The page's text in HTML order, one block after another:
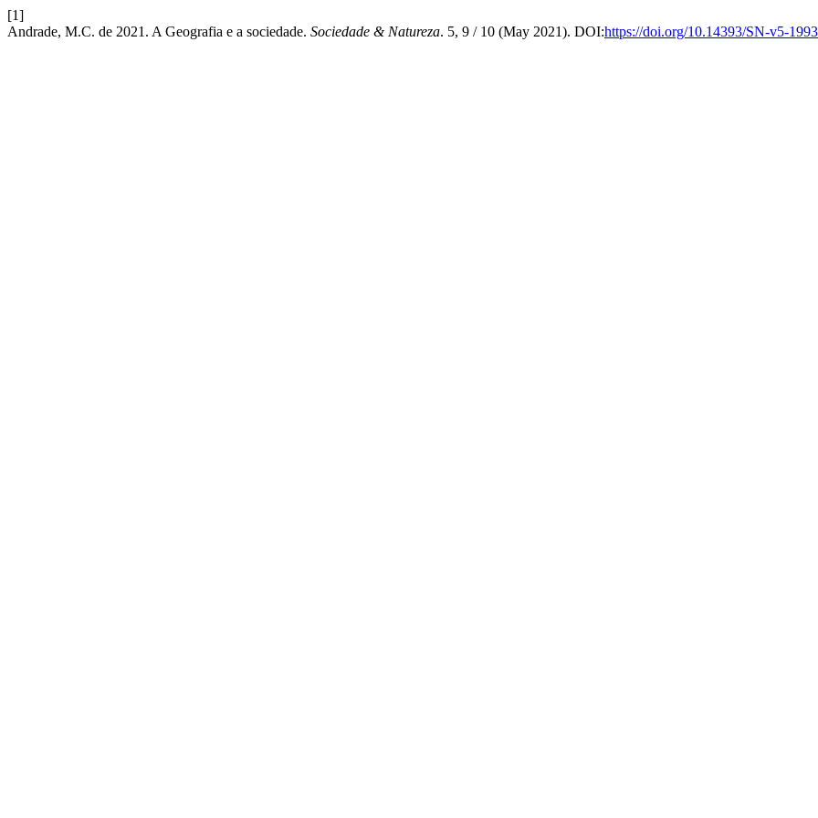
[1]
Andrade, M.C. de 2021. A Geografia e a sociedade. Sociedade & Natureza. 5, 9 / 10 (May 2021). DOI:https://doi.org/10.14393/SN-v5-